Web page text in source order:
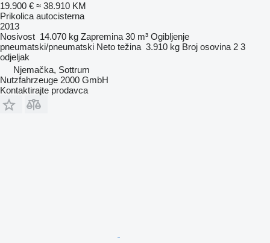
19.900 € ≈ 38.910 KM
Prikolica autocisterna
2013
Nosivost 14.070 kg Zapremina 30 m³ Ogibljenje
pneumatski/pneumatski Neto težina 3.910 kg Broj osovina 2 3
odjeljak
Njemačka, Sottrum
Nutzfahrzeuge 2000 GmbH
Kontaktirajte prodavca